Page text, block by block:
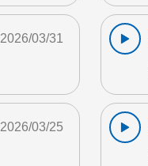
2026/03/31
2026/03/25